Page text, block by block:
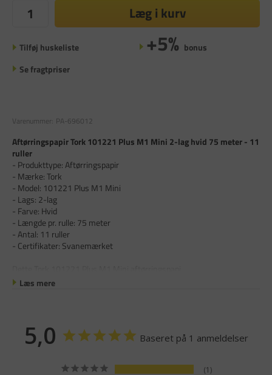
Læg i kurv
Tilføj huskeliste +5% bonus
Se fragtpriser
Varenummer: PA-696012
Aftørringspapir Tork 101221 Plus M1 Mini 2-lag hvid 75 meter - 11
ruller
- Produkttype: Aftørringspapir
- Mærke: Tork
- Model: 101221 Plus M1 Mini
- Lags: 2-lag
- Farve: Hvid
- Længde pr. rulle: 75 meter
- Antal: 11 ruller
- Certifikater: Svanemærket
Læs mere
5,0 Baseret på 1 anmeldelser
1